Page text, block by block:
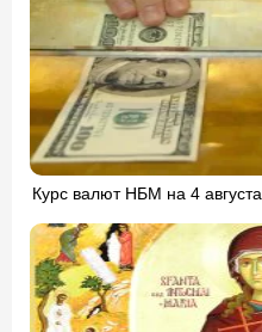
Курс валют НБМ на 4 августа